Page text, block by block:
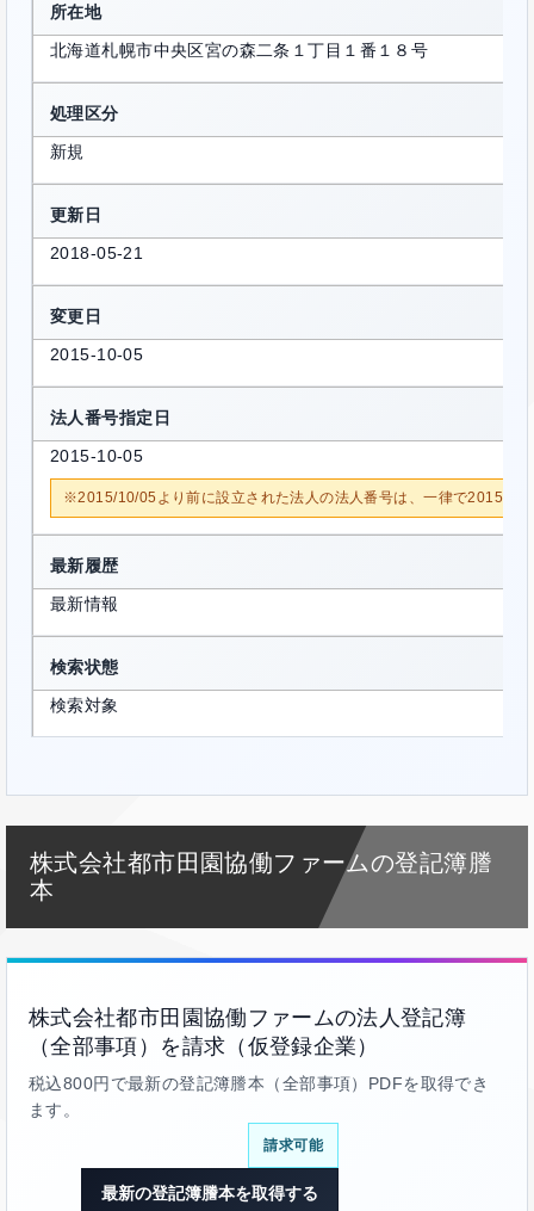
所在地
北海道札幌市中央区宮の森二条１丁目１番１８号
処理区分
新規
更新日
2018-05-21
変更日
2015-10-05
法人番号指定日
2015-10-05
※2015/10/05より前に設立された法人の法人番号は、一律で2015/10/
最新履歴
最新情報
検索状態
検索対象
株式会社都市田園協働ファームの登記簿謄
本
株式会社都市田園協働ファームの法人登記簿
（全部事項）を請求（仮登録企業）
税込800円で最新の登記簿謄本（全部事項）PDFを取得でき
ます。
請求可能
最新の登記簿謄本を取得する